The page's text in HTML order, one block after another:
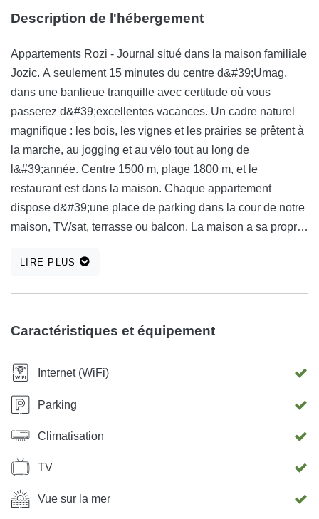
Description de l'hébergement
Appartements Rozi - Journal situé dans la maison familiale
Jozic. A seulement 15 minutes du centre d&#39;Umag,
dans une banlieue tranquille avec certitude où vous
passerez d&#39;excellentes vacances. Un cadre naturel
magnifique : les bois, les vignes et les prairies se prêtent à
la marche, au jogging et au vélo tout au long de
l&#39;année. Centre 1500 m, plage 1800 m, et le
restaurant est dans la maison. Chaque appartement
dispose d&#39;une place de parking dans la cour de notre
maison, TV/sat, terrasse ou balcon. La maison a sa propre
LIRE PLUS
Caractéristiques et équipement
Internet (WiFi)
Parking
Climatisation
TV
Vue sur la mer